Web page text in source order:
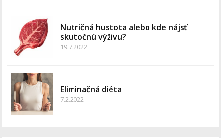
Nutričná hustota alebo kde nájsť
skutočnú výživu?
19.7.2022
Eliminačná diéta
7.2.2022